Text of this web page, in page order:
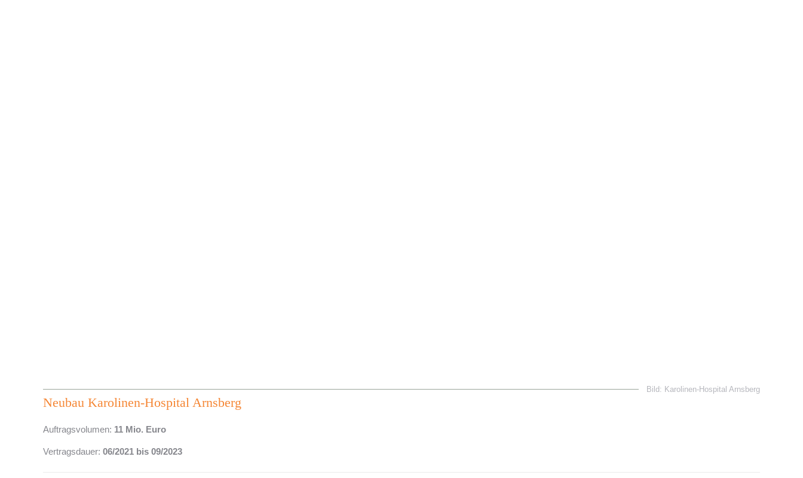
Bild: Karolinen-Hospital Arnsberg
Neubau Karolinen-Hospital Arnsberg
Auftragsvolumen: 11 Mio. Euro
Vertragsdauer: 06/2021 bis 09/2023